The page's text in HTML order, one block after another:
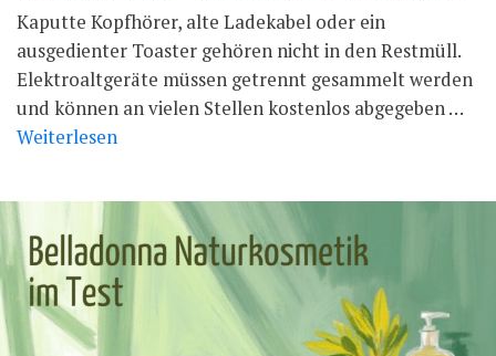
Kaputte Kopfhörer, alte Ladekabel oder ein
ausgedienter Toaster gehören nicht in den Restmüll.
Elektroaltgeräte müssen getrennt gesammelt werden
und können an vielen Stellen kostenlos abgegeben …
Weiterlesen